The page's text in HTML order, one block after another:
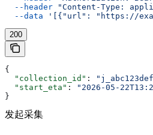
  --header
"Content-Type:
  --data
'[{"url": "https://
200
{
  "collection_id"
:
  "start_eta"
:
"2026-05-
}
发起采集